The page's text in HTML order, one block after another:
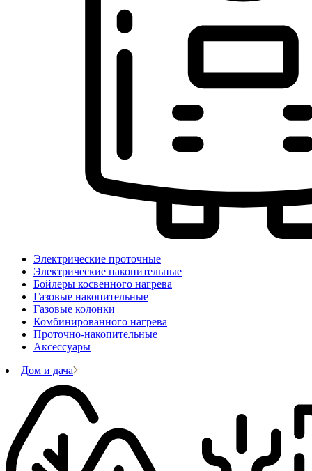
Электрические проточные
Электрические накопительные
Бойлеры косвенного нагрева
Газовые накопительные
Газовые колонки
Комбинированного нагрева
Проточно-накопительные
Аксессуары
Дом и дача